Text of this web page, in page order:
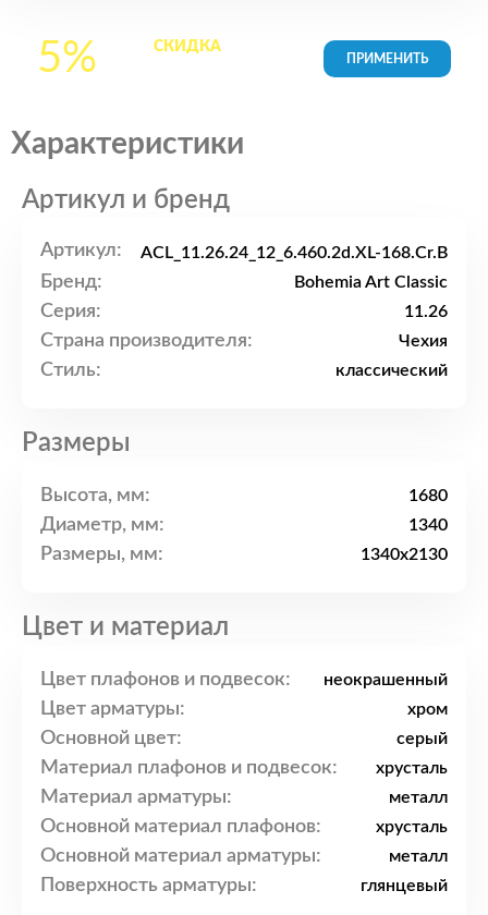
5% СКИДКАна все
Характеристики
Артикул и бренд
Артикул: ACL_11.26.24_12_6.460.2d.XL-168.Cr.B
Бренд: Bohemia Art Classic
Серия: 11.26
Страна производителя: Чехия
Стиль: классический
Размеры
Высота, мм: 1680
Диаметр, мм: 1340
Размеры, мм: 1340x2130
Цвет и материал
Цвет плафонов и подвесок: неокрашенный
Цвет арматуры: хром
Основной цвет: серый
Материал плафонов и подвесок: хрусталь
Материал арматуры: металл
Основной материал плафонов: хрусталь
Основной материал арматуры: металл
Поверхность арматуры: глянцевый